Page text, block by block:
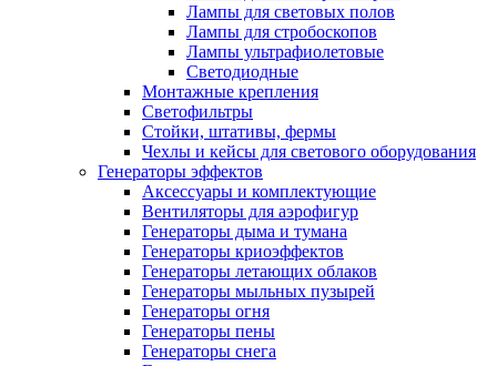
Лампы для световых полов
Лампы для стробоскопов
Лампы ультрафиолетовые
Светодиодные
Монтажные крепления
Светофильтры
Стойки, штативы, фермы
Чехлы и кейсы для светового оборудования
Генераторы эффектов
Аксессуары и комплектующие
Вентиляторы для аэрофигур
Генераторы дыма и тумана
Генераторы криоэффектов
Генераторы летающих облаков
Генераторы мыльных пузырей
Генераторы огня
Генераторы пены
Генераторы снега